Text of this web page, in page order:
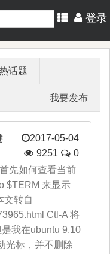
登录
话题
我要发布
2017-05-04
9251
0
先如何查看当前
$TERM 来显示
文转自
Ctl-A 将
我在ubuntu 9.10
光标，并不删除